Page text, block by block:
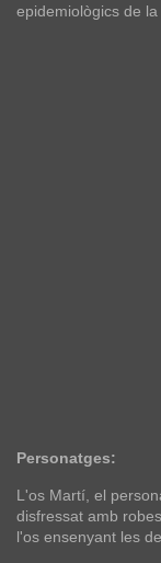
epidemiològics de
Personatges:
L'os Martí, el
disfressat amb
l'os ensenyant les